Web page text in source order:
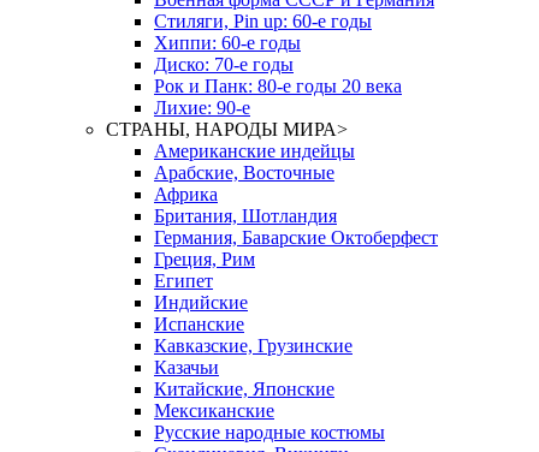
Стиляги, Pin up: 60-е годы
Хиппи: 60-е годы
Диско: 70-е годы
Рок и Панк: 80-е годы 20 века
Лихие: 90-е
СТРАНЫ, НАРОДЫ МИРА>
Американские индейцы
Арабские, Восточные
Африка
Британия, Шотландия
Германия, Баварские Октоберфест
Греция, Рим
Египет
Индийские
Испанские
Кавказские, Грузинские
Казачьи
Китайские, Японские
Мексиканские
Русские народные костюмы